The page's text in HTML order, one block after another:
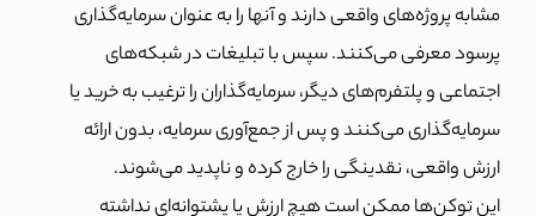
مشابه پروژه‌های واقعی دارند و آنها را به عنوان سرمایه‌گذاری
پرسود معرفی می‌کنند. سپس با تبلیغات در شبکه‌های
اجتماعی و پلتفرم‌های دیگر، سرمایه‌گذاران را ترغیب به خرید یا
سرمایه‌گذاری می‌کنند و پس از جمع‌آوری سرمایه، بدون ارائه
ارزش واقعی، نقدینگی را خارج کرده و ناپدید می‌شوند.
این توکن‌ها ممکن است هیچ ارزش یا پشتوانه‌ای نداشته